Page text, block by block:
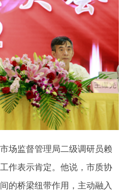
督管理局二级调研员赖
作表示肯定。他说，市质协
的桥梁纽带作用，主动融入